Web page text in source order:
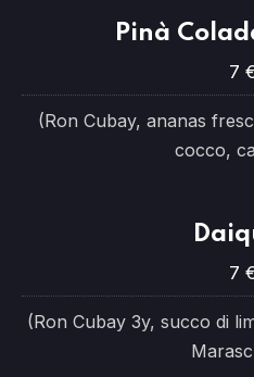
Pinà
7
(Ron Cubay, ananas
cocco,
7
(Ron Cubay 3y, succo di